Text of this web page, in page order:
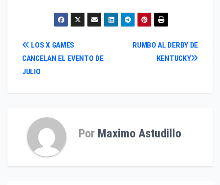
Navegación
de
entradas
RUMBO AL DERBY DE
KENTUCKY
LOS X GAMES
CANCELAN EL EVENTO DE
JULIO
Por Maximo Astudillo